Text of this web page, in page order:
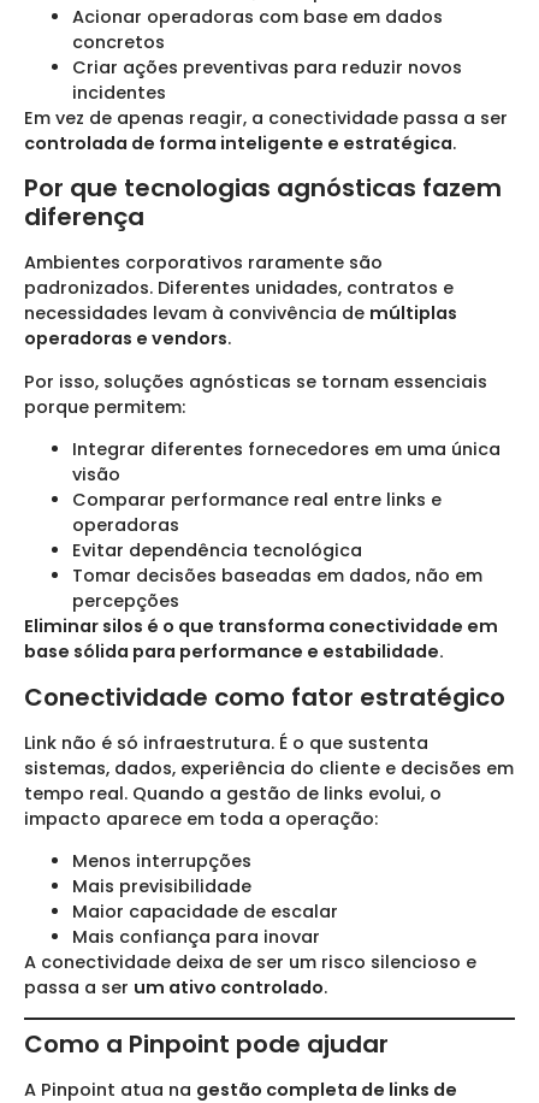
Acionar operadoras com base em dados
concretos
Criar ações preventivas para reduzir novos
incidentes
Em vez de apenas reagir, a conectividade passa a ser
controlada de forma inteligente e estratégica.
Por que tecnologias agnósticas fazem
diferença
Ambientes corporativos raramente são
padronizados. Diferentes unidades, contratos e
necessidades levam à convivência de múltiplas
operadoras e vendors.
Por isso, soluções agnósticas se tornam essenciais
porque permitem:
Integrar diferentes fornecedores em uma única
visão
Comparar performance real entre links e
operadoras
Evitar dependência tecnológica
Tomar decisões baseadas em dados, não em
percepções
Eliminar silos é o que transforma conectividade em
base sólida para performance e estabilidade.
Conectividade como fator estratégico
Link não é só infraestrutura. É o que sustenta
sistemas, dados, experiência do cliente e decisões em
tempo real. Quando a gestão de links evolui, o
impacto aparece em toda a operação:
Menos interrupções
Mais previsibilidade
Maior capacidade de escalar
Mais confiança para inovar
A conectividade deixa de ser um risco silencioso e
passa a ser um ativo controlado.
Como a Pinpoint pode ajudar
A Pinpoint atua na gestão completa de links de